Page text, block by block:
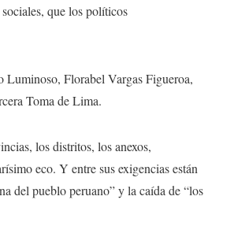
que los políticos
Luminoso, Florabel Vargas Figueroa,
Toma de Lima.
los distritos, los anexos,
eco. Y entre sus exigencias están
del pueblo peruano” y la caída de “los